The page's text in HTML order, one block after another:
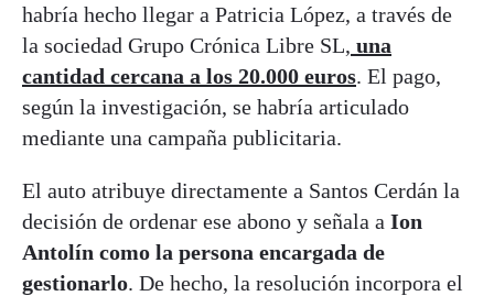
habría hecho llegar a Patricia López, a través de
la sociedad Grupo Crónica Libre SL, una
cantidad cercana a los 20.000 euros. El pago,
según la investigación, se habría articulado
mediante una campaña publicitaria.
El auto atribuye directamente a Santos Cerdán la
decisión de ordenar ese abono y señala a Ion
Antolín como la persona encargada de
gestionarlo. De hecho, la resolución incorpora el